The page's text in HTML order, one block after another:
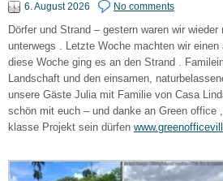
6. August 2026 No comments
Dörfer und Strand – gestern waren wir
unterwegs . Letzte Woche machten wir einen
diese Woche ging es an den Strand .
Landschaft und den einsamen,
unsere Gäste Julia mit Familie von Casa
schön mit euch – und danke an Green office
klasse Projekt sein dürfen